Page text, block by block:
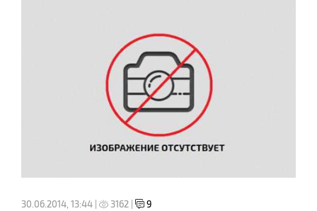
30.06.2014, 13:44 | 3162 | 9